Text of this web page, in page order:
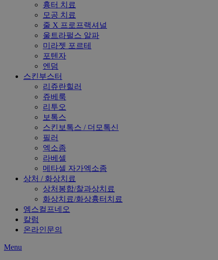
흉터 치료
모공 치료
줄 X 프로프랙셔널
울트라펄스 알파
미라젯 포르테
포텐자
엔덤
스킨부스터
리쥬란힐러
쥬베룩
리투오
보톡스
스킨보톡스 / 더모톡신
필러
엑소좀
라베셀
메타셀 자가엑소좀
상처 / 화상치료
상처봉합/찰과상치료
화상치료/화상흉터치료
엠스컬프네오
칼럼
온라인문의
Menu